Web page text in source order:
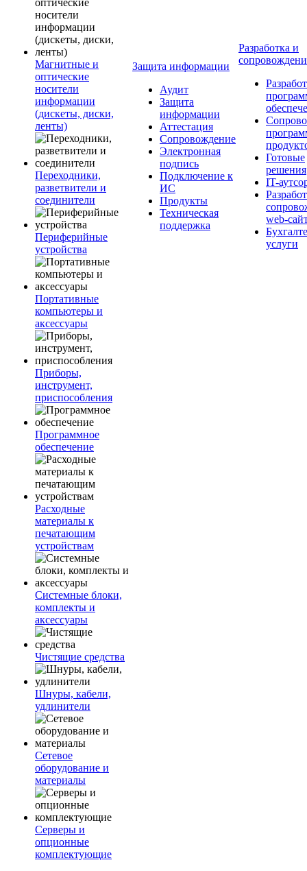
Магнитные и
оптические
носители
информации
(дискеты, диски,
ленты)
Переходники,
разветвители и
соединители
Периферийные
устройства
Портативные
компьютеры и
аксессуары
Приборы,
инструмент,
приспособления
Программное
обеспечение
Расходные
материалы к
печатающим
устройствам
Системные блоки,
комплекты и
аксессуары
Чистящие средства
Шнуры, кабели,
удлинители
Сетевое
оборудование и
материалы
Серверы и
опционные
комплектующие
Защита информации
Аудит
Защита
информации
Аттестация
Сопровождение
Электронная
подпись
Подключение к
ИС
Продукты
Техническая
поддержка
Разработка и
Готовые
решения
IT-
web-
услуги